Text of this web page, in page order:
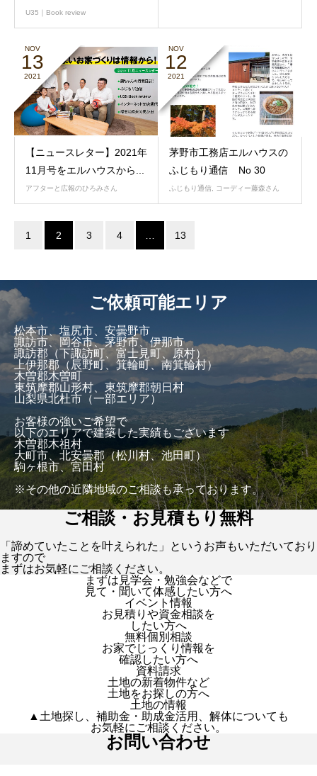
U35｜Book review
NOV
13
2021
【ニュースレター】2021年
11月号をエルハウスから...
アフターと広報のひろみさん
NOV
12
2021
茅野市工務店エルハウスの
ふじもり通信 No 30
ふじもり通信 コーディー藤森さん
1 2 3 4 13
ご依頼可能エリア
松本市、塩尻市、安曇野市
諏訪市、岡谷市、茅野市、伊那市
諏訪郡（下諏訪町、富士見町、原村）
上伊那郡（辰野町、箕輪町、南箕輪村）
木曽郡木曽町
東筑摩郡山形村、東筑摩郡朝日村
山梨県北杜市（一部エリア）
お客様の強いご希望で
以下のエリアで建築した実績もございます
木曽郡木祖村
大町市、北安曇郡（松川村、池田町）
駒ヶ根市、宮田村
※その他の近隣地域のご相談も承っております。
ご相談・お見積もり無料
「諦めていたことを叶えられた」というお声もいただいており
ますので
まずはお気軽にご相談ください。
まずは見学会・勉強会などで
見て・聞いて体感したい方へ
イベント情報
お見積りや資金相談を
したい方へ
無料個別相談
お家でじっくり情報を
確認したい方へ
資料請求
土地の新着物件など
土地をお探しの方へ
土地の情報
▲土地探し、補助金・助成金活用、解体についても
お気軽にご相談ください。
お問い合わせ